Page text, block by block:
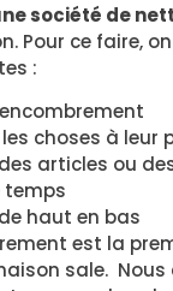
société de
Pour ce faire,
:
choses à leur
articles ou
temps
haut en bas
est la
sale. Nous